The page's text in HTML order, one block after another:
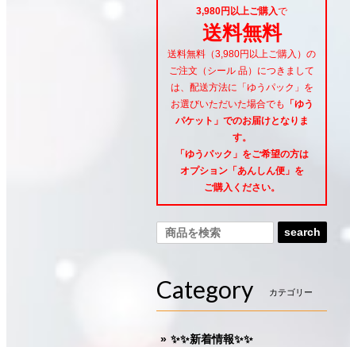
3,980円以上ご購入で
送料無料
送料無料（3,980円以上ご購入）の
ご注文（シール 品）につきまして
は、配送方法に「ゆうパック」を
お選びいただいた場合でも
「ゆう
パケット」でのお届けとなりま
す。
「ゆうパック」をご希望の方は
オプション「あんしん便」 を
ご購入ください。
search
Category カテゴリー
✨✨新着情報✨✨